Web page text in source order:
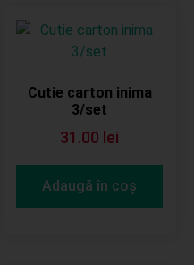
Cutie carton inima
3/set
31.00 lei
Adaugă în coș